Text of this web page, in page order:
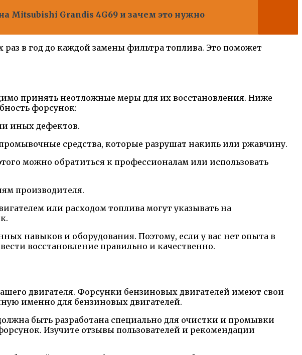
Mitsubishi Grandis 4G69 и зачем это нужно
раз в год до каждой замены фильтра топлива. Это поможет
принять неотложные меры для их восстановления. Ниже
форсунок:
иных дефектов.
средства, которые разрушат накипь или ржавчину.
можно обратиться к профессионалам или использовать
производителя.
или расходом топлива могут указывать на
навыков и оборудования. Поэтому, если у вас нет опыта в
восстановление правильно и качественно.
двигателя. Форсунки бензиновых двигателей имеют свои
именно для бензиновых двигателей.
быть разработана специально для очистки и промывки
Изучите отзывы пользователей и рекомендации